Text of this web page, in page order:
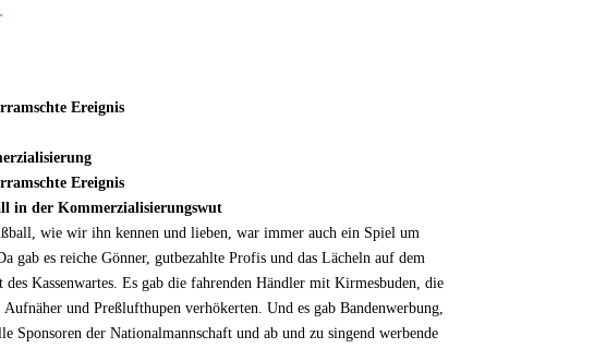
Ereignis
Ereignis
in der Kommerzialisierungswut
wie wir ihn kennen und lieben, war immer auch ein Spiel um
gab es reiche Gönner, gutbezahlte Profis und das Lächeln auf dem
des Kassenwartes. Es gab die fahrenden Händler mit Kirmesbuden, die
Aufnäher und Preßlufthupen verhökerten. Und es gab Bandenwerbung,
Sponsoren der Nationalmannschaft und ab und zu singend werbende